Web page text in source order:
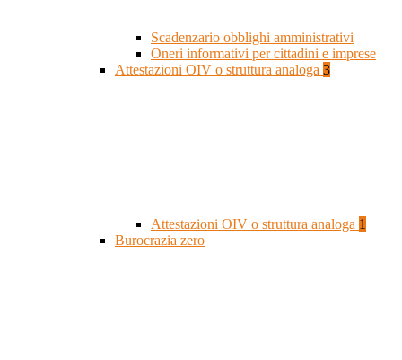
Scadenzario obblighi amministrativi
Oneri informativi per cittadini e imprese
Attestazioni OIV o struttura analoga 3
Attestazioni OIV o struttura analoga 1
Burocrazia zero